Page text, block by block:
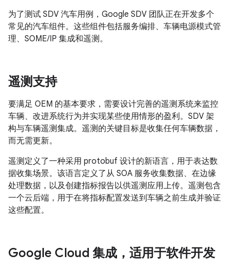
为了测试 SDV 汽车用例，Google SDV 团队正在开发多个
常见的汽车组件。这些组件包括服务编排、车辆电源模式管
理、SOME/IP 集成和遥测。
遥测支持
要满足 OEM 的基本要求，需要设计完善的遥测系统来监控
车辆、改进系统行为并实现某些使用情形的盈利。SDV 架
构与车辆遥测集成。遥测的关键目标是收集任何车辆数据，
而无需更新。
遥测定义了一种采用 protobuf 设计的新语言，用于表达数
据收集场景。该语言定义了从 SOA 服务收集数据、在边缘
处理数据，以及创建指标报告以供遥测应用上传。遥测包含
一个云后端，用于在将指标配置发送到车辆之前生成并验证
这些配置。
Google Cloud 集成，适用于软件开发